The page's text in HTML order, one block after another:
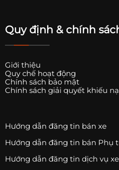
Quy định & chính
Giới thiệu
Quy chế hoạt động
Chính sách bảo mật
Chính sách giải quyết khiếu
Hướng dẫn đăng tin bán xe
Hướng dẫn đăng tin bán Phụ
Hướng dẫn đăng tin dịch vụ xe